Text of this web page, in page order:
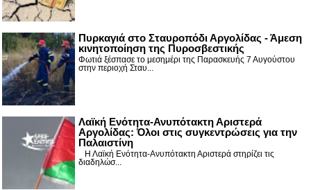
Πυρκαγιά στο Σταυροπόδι Αργολίδας - Άμεση
κινητοποίηση της Πυροσβεστικής
Φωτιά ξέσπασε το μεσημέρι της Παρασκευής 7 Αυγούστου
στην περιοχή Σταυ...
Λαϊκή Ενότητα-Ανυπότακτη Αριστερά
Αργολίδας: Όλοι στις συγκεντρώσεις για την
Παλαιστίνη
Η Λαϊκή Ενότητα-Ανυπότακτη Αριστερά στηρίζει τις
διαδηλώσ...